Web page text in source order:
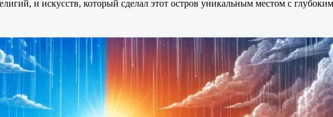
и искусств, который сделал этот остров уникальным местом с